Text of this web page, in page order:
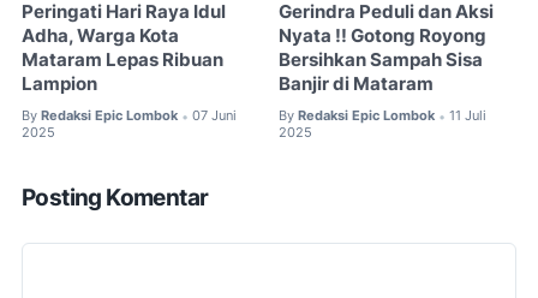
Peringati Hari Raya Idul
Adha, Warga Kota
Mataram Lepas Ribuan
Lampion
By Redaksi Epic Lombok • 07 Juni
2025
Gerindra Peduli dan Aksi
Nyata !! Gotong Royong
Bersihkan Sampah Sisa
Banjir di Mataram
By Redaksi Epic Lombok • 11 Juli
2025
Posting Komentar